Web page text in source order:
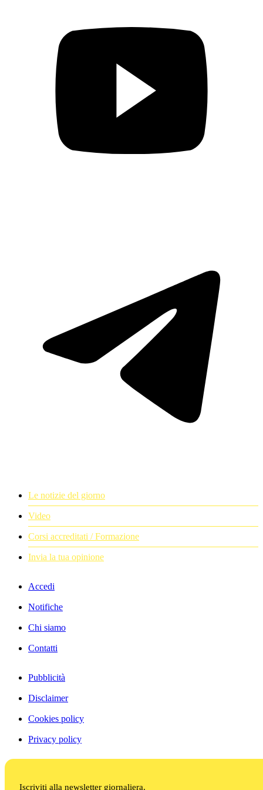
Le notizie del giorno
Video
Corsi accreditati / Formazione
Invia la tua opinione
Accedi
Notifiche
Chi siamo
Contatti
Pubblicità
Disclaimer
Cookies policy
Privacy policy
Iscriviti alla newsletter giornaliera.